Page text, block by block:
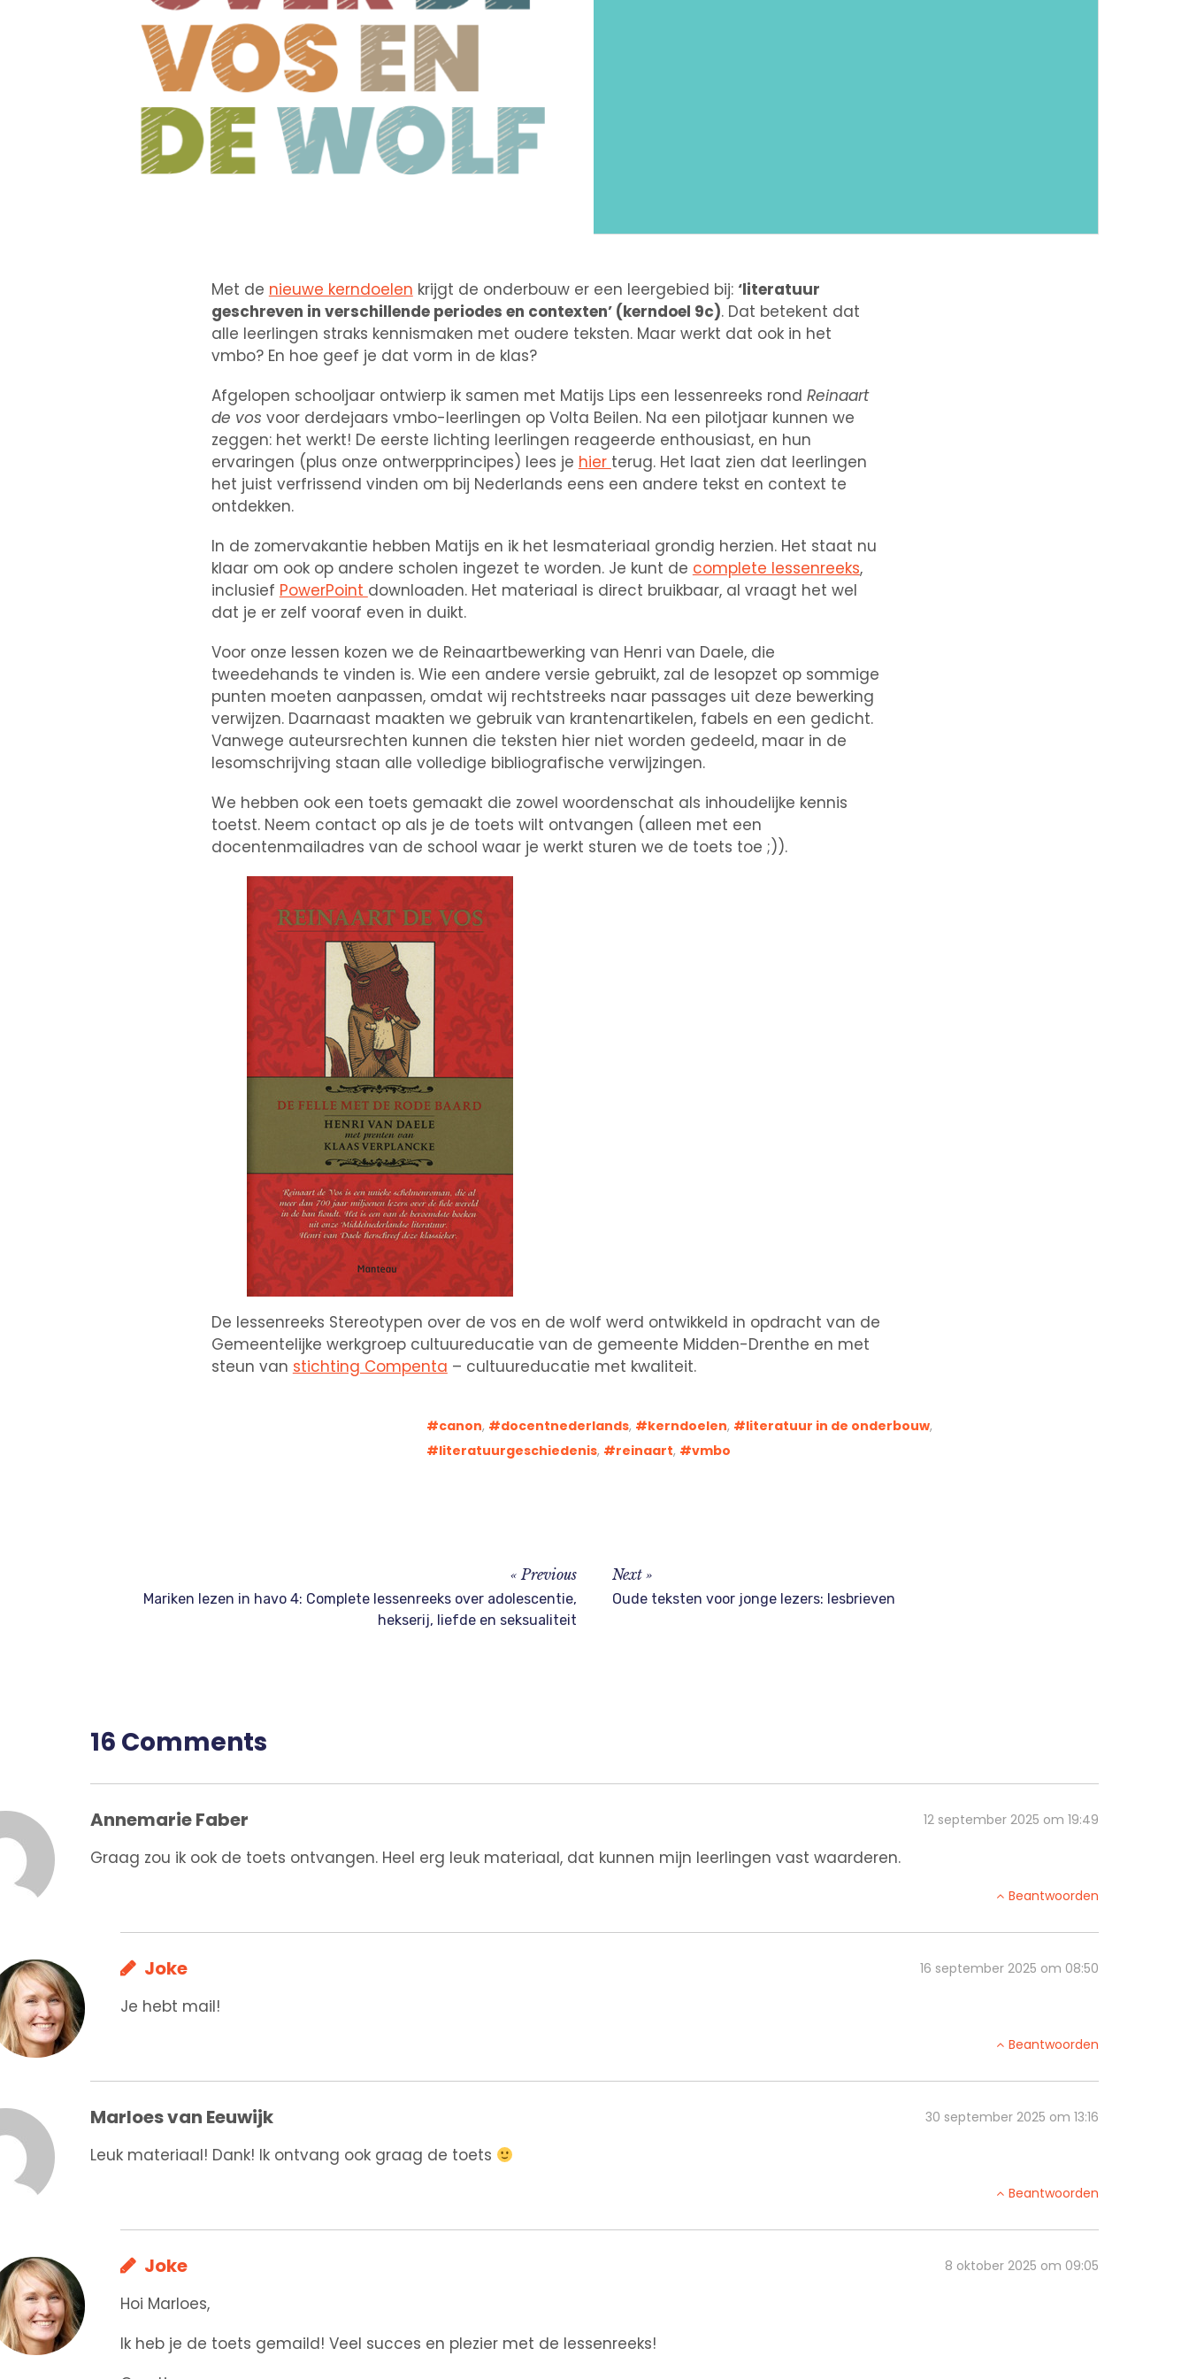
Met de nieuwe kerndoelen krijgt de onderbouw er een leergebied bij: ‘literatuur
geschreven in verschillende periodes en contexten’ (kerndoel 9c). Dat betekent dat
alle leerlingen straks kennismaken met oudere teksten. Maar werkt dat ook in het
vmbo? En hoe geef je dat vorm in de klas?
Afgelopen schooljaar ontwierp ik samen met Matijs Lips een lessenreeks rond Reinaart
de vos voor derdejaars vmbo-leerlingen op Volta Beilen. Na een pilotjaar kunnen we
zeggen: het werkt! De eerste lichting leerlingen reageerde enthousiast, en hun
ervaringen (plus onze ontwerpprincipes) lees je hier terug. Het laat zien dat leerlingen
het juist verfrissend vinden om bij Nederlands eens een andere tekst en context te
ontdekken.
In de zomervakantie hebben Matijs en ik het lesmateriaal grondig herzien. Het staat nu
klaar om ook op andere scholen ingezet te worden. Je kunt de complete lessenreeks,
inclusief PowerPoint downloaden. Het materiaal is direct bruikbaar, al vraagt het wel
dat je er zelf vooraf even in duikt.
Voor onze lessen kozen we de Reinaartbewerking van Henri van Daele, die
tweedehands te vinden is. Wie een andere versie gebruikt, zal de lesopzet op sommige
punten moeten aanpassen, omdat wij rechtstreeks naar passages uit deze bewerking
verwijzen. Daarnaast maakten we gebruik van krantenartikelen, fabels en een gedicht.
Vanwege auteursrechten kunnen die teksten hier niet worden gedeeld, maar in de
lesomschrijving staan alle volledige bibliografische verwijzingen.
We hebben ook een toets gemaakt die zowel woordenschat als inhoudelijke kennis
toetst. Neem contact op als je de toets wilt ontvangen (alleen met een
docentenmailadres van de school waar je werkt sturen we de toets toe ;)).
De lessenreeks Stereotypen over de vos en de wolf werd ontwikkeld in opdracht van de
Gemeentelijke werkgroep cultuureducatie van de gemeente Midden-Drenthe en met
steun van stichting Compenta – cultuureducatie met kwaliteit.
canon, docentnederlands, kerndoelen, literatuur in de onderbouw,
literatuurgeschiedenis, reinaart, vmbo
Previous
Mariken lezen in havo 4: Complete lessenreeks over adolescentie,
hekserij, liefde en seksualiteit
Next
Oude teksten voor jonge lezers: lesbrieven
16 Comments
Annemarie Faber 12 september 2025 om 19:49
Graag zou ik ook de toets ontvangen. Heel erg leuk materiaal, dat kunnen mijn leerlingen vast waarderen.
Beantwoorden
Joke 16 september 2025 om 08:50
Je hebt mail!
Beantwoorden
Marloes van Eeuwijk 30 september 2025 om 13:16
Leuk materiaal! Dank! Ik ontvang ook graag de toets
Beantwoorden
Joke 8 oktober 2025 om 09:05
Hoi Marloes,
Ik heb je de toets gemaild! Veel succes en plezier met de lessenreeks!